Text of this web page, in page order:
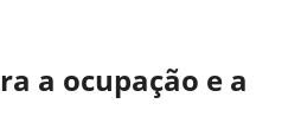
a ocupação e a